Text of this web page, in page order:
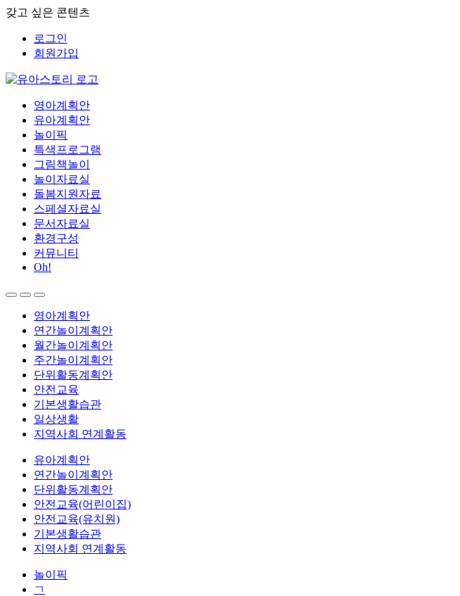
갖고 싶은 콘텐츠
로그인
회원가입
영아계획안
유아계획안
놀이픽
특색프로그램
그림책놀이
놀이자료실
돌봄지원자료
스페셜자료실
문서자료실
환경구성
커뮤니티
Oh!
영아계획안
연간놀이계획안
월간놀이계획안
주간놀이계획안
단위활동계획안
안전교육
기본생활습관
일상생활
지역사회 연계활동
유아계획안
연간놀이계획안
단위활동계획안
안전교육(어린이집)
안전교육(유치원)
기본생활습관
지역사회 연계활동
놀이픽
ㄱ